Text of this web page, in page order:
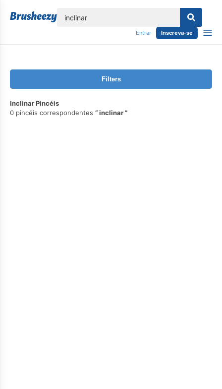
Entrar Inscreva-se
Filters
Inclinar Pincéis
0 pincéis correspondentes
inclinar